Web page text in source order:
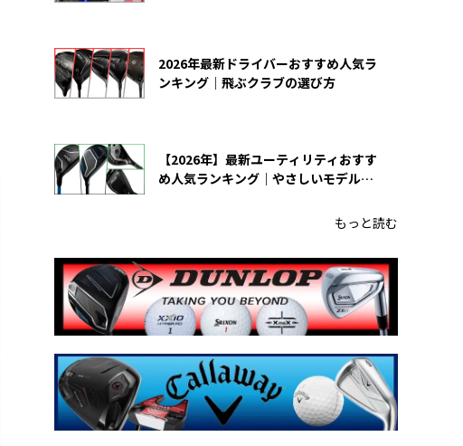
2026年最新ドライバーおすすめ人気ラ
ンキング｜飛ぶクラブの選び方
【2026年】最新ユーティリティおすす
め人気ランキング｜やさしいモデルの
もっと読む